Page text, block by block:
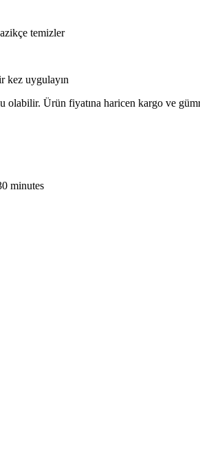
temizler
kez uygulayın
olabilir. Ürün fiyatına haricen kargo ve
minutes